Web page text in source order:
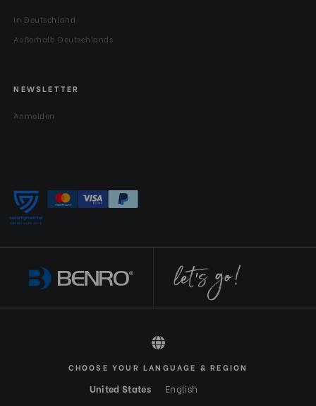
In Deutschland
Außerhalb Deutschlands
NEWSLETTER
Anmelden
All rights reserved 2026 © Benro DE-EUR
CHOOSE YOUR LANGUAGE & REGION
United States
English